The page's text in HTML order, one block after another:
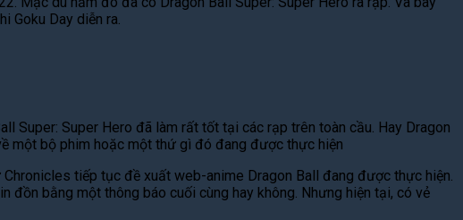
Goku Day diễn ra.
Super: Super Hero đã làm rất tốt tại các rạp trên toàn cầu. Hay Dragon
một bộ phim hoặc một thứ gì đó đang được thực hiện
tiếp tục đề xuất web-anime Dragon Ball đang được thực hiện.
đồn bằng một thông báo cuối cùng hay không. Nhưng hiện tại, có vẻ